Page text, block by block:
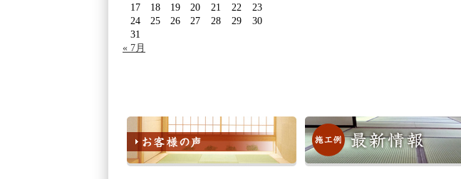
17
18 19 20 21 22
23
24
25 26 27 28 29
30
31
« 7月